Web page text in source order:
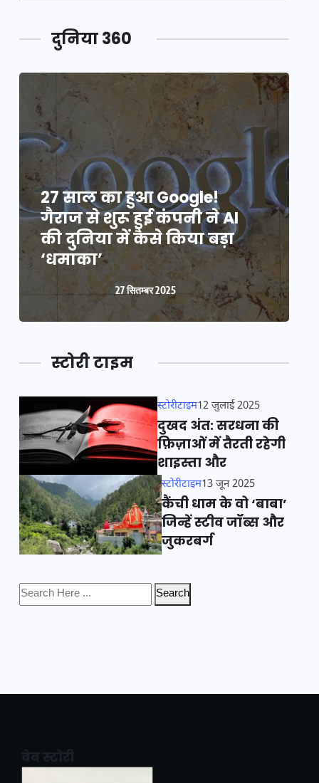
दुनिया 360
27 साल का हुआ Google!
गैराज से शुरू हुई कंपनी ने AI
की दुनिया में कैसे किया बड़ा
‘धमाका’
27 सितम्बर 2025
स्टोरी टाइम
स्टोरीटाइम12 जुलाई 2025
दुखद अंत: सरधना की
फ़िज़ाओं में तैरती रहेगी
शाइस्ता और
स्टोरीटाइम13 जून 2025
कैंची धाम के वो ‘बाबा’
जिन्हें स्टीव जॉब्स और
जुकरबर्ग
Search